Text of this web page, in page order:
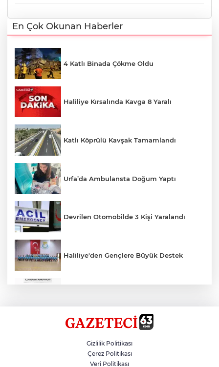
En Çok Okunan Haberler
4 Katlı Binada Çökme Oldu
Haliliye Kırsalında Kavga 8 Yaralı
Katlı Köprülü Kavşak Tamamlandı
Urfa’da Ambulansta Doğum Yaptı
Devrilen Otomobilde 3 Kişi Yaralandı
Haliliye'den Gençlere Büyük Destek
Hikmet Başak’tan Ulaşım Çalışması
Gizlilik Politikası
Çerez Politikası
Veri Politikası